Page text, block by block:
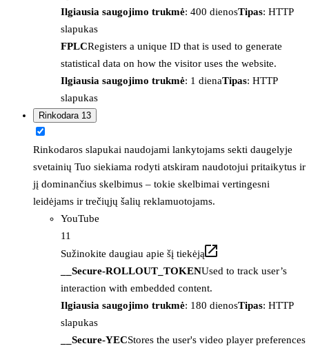
Ilgiausia saugojimo trukmė: 400 dienosTipas: HTTP
slapukas
FPLCRegisters a unique ID that is used to generate
statistical data on how the visitor uses the website.
Ilgiausia saugojimo trukmė: 1 dienaTipas: HTTP
slapukas
Rinkodara 13
Rinkodaros slapukai naudojami lankytojams sekti daugelyje
svetainių Tuo siekiama rodyti atskiram naudotojui pritaikytus ir
jį dominančius skelbimus – tokie skelbimai vertingesni
leidėjams ir trečiųjų šalių reklamuotojams.
YouTube
11
Sužinokite daugiau apie šį tiekėją
__Secure-ROLLOUT_TOKENUsed to track user’s
interaction with embedded content.
Ilgiausia saugojimo trukmė: 180 dienosTipas: HTTP
slapukas
__Secure-YECStores the user's video player preferences